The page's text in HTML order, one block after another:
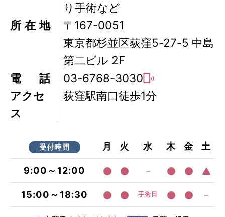
り手術など
所在地
〒167-0051
東京都杉並区荻窪5-27-5 中島
第二ビル 2F
電話
03-6768-3030
アクセ
ス
荻窪駅南口徒歩1分